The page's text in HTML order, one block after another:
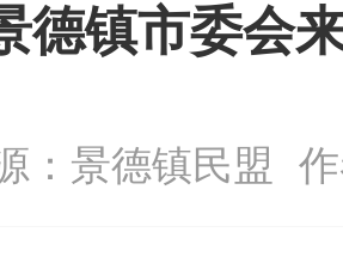
德镇市委会
：景德镇民盟